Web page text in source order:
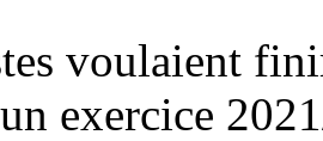
voulaient
exercice